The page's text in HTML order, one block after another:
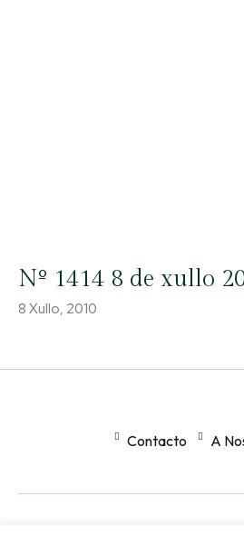
Nº 1414 8 de xullo
8 Xullo, 2010
Contacto A